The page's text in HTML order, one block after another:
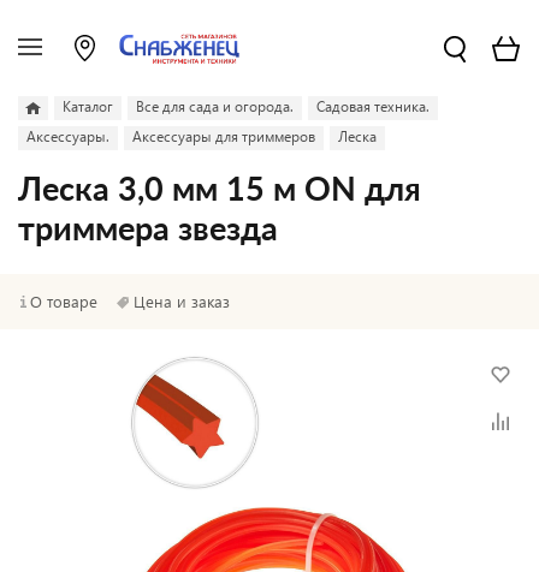
Каталог Все для сада и огорода.
Садовая техника.
Аксессуары.
Аксессуары для триммеров Леска
Леска 3,0 мм 15 м ON для
триммера звезда
О товаре Цена и заказ